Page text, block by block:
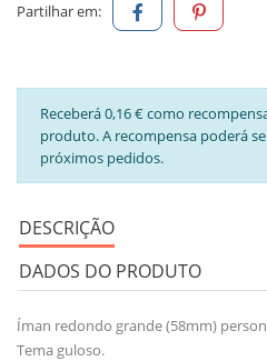
Partilhar em:
Receberá 0,16 € como
produto. A recompensa poderá
próximos pedidos.
DESCRIÇÃO
DADOS DO PRODUTO
Íman redondo grande (58mm)
Tema guloso.